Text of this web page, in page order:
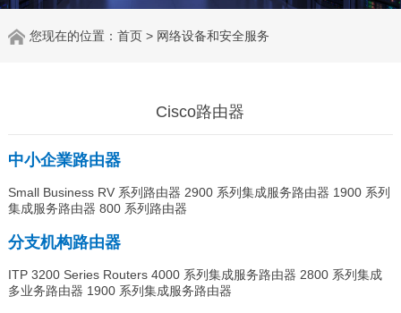
您现在的位置： 首页> 网络设备和安全服务
Cisco路由器
中小企業路由器
Small Business RV 系列路由器 2900 系列集成服务路由器 1900 系列
集成服务路由器 800 系列路由器
分支机构路由器
ITP 3200 Series Routers 4000 系列集成服务路由器 2800 系列集成
多业务路由器 1900 系列集成服务路由器